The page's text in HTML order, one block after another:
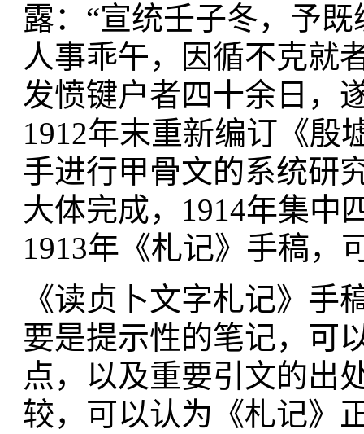
露：“宣统壬子冬，予
人事乖午，因循不克就
发愤键户者四十余日，
1912年末重新编订《殷
手进行甲骨文的系统研
大体完成，1914年集中
1913年《札记》手稿，
《读贞卜文字札记》手
要是提示性的笔记，可
点，以及重要引文的出
较，可以认为《札记》